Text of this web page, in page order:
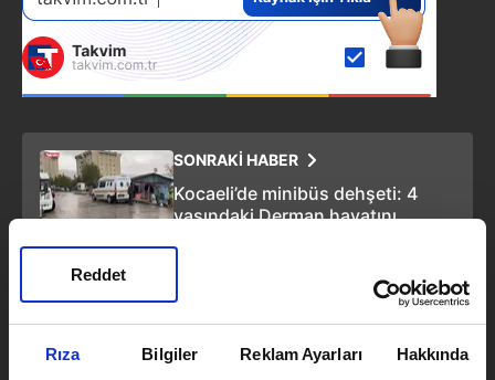
Rıza Bilgiler Reklam Ayarları Hakkında
Reddet
SONRAKİ HABER
Kocaeli’de minibüs dehşeti: 4
yaşındaki Derman hayatını
Adana’da örnek davranış! Halıdan
çıkan altınları sahibine geri verdi!